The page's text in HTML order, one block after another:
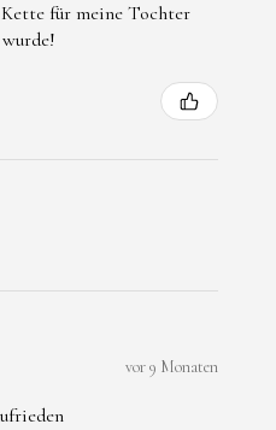
Kette für meine Tochter
vor 9 Monaten